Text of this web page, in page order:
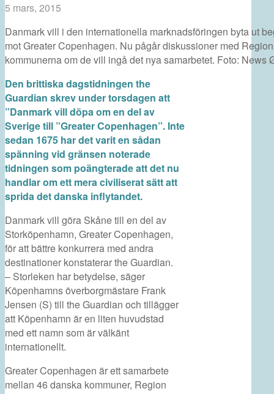
5 mars, 2015
Danmark vill i den internationella marknadsföringen byta ut
mot Greater Copenhagen. Nu pågår diskussioner med
kommunerna om de vill ingå det nya samarbetet. Foto: News
Den brittiska dagstidningen the
Guardian skrev under torsdagen att
”Danmark vill döpa om en del av
Sverige till ”Greater Copenhagen”. Inte
sedan 1675 har det varit en sådan
spänning vid gränsen noterade
tidningen som poängterade att det nu
handlar om ett mera civiliserat sätt att
sprida det danska inflytandet.
Danmark vill göra Skåne till en del av
Storköpenhamn, Greater Copenhagen,
för att bättre konkurrera med andra
destinationer konstaterar the Guardian.
– Storleken har betydelse, säger
Köpenhamns överborgmästare Frank
Jensen (S) till the Guardian och tillägger
att Köpenhamn är en liten huvudstad
med ett namn som är välkänt
internationellt.
Greater Copenhagen är ett samarbete
mellan 46 danska kommuner, Region